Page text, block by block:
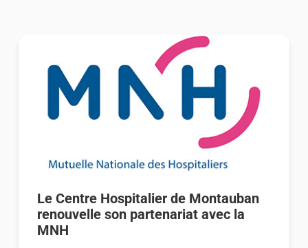
Le Centre Hospitalier de Montauban
renouvelle son partenariat avec la
MNH